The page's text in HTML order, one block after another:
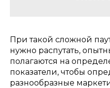
При такой сложной
нужно распутать,
полагаются на
показатели, чтобы
разнообразные